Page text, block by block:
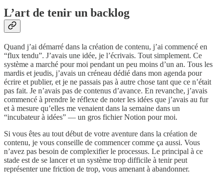
L’art de tenir un backlog
Quand j’ai démarré dans la création de contenu, j’ai commencé en
“flux tendu”. J’avais une idée, je l’écrivais. Tout simplement. Ce
système a marché pour moi pendant un peu moins d’un an. Tous les
mardis et jeudis, j’avais un créneau dédié dans mon agenda pour
écrire et publier, et je ne passais pas à autre chose tant que ce n’était
pas fait. Je n’avais pas de contenus d’avance. En revanche, j’avais
commencé à prendre le réflexe de noter les idées que j’avais au fur
et à mesure qu’elles me venaient dans la semaine dans un
“incubateur à idées” — un gros fichier Notion pour moi.
Si vous êtes au tout début de votre aventure dans la création de
contenu, je vous conseille de commencer comme ça aussi. Vous
n’avez pas besoin de complexifier le processus. Le principal à ce
stade est de se lancer et un système trop difficile à tenir peut
représenter une friction de trop, vous amenant à abandonner.